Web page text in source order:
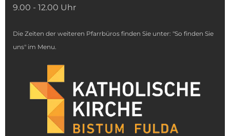
9.00 - 12.00 Uhr
Die Zeiten der weiteren Pfarrbüros finden Sie unter: "So finden Sie
uns" im Menu.